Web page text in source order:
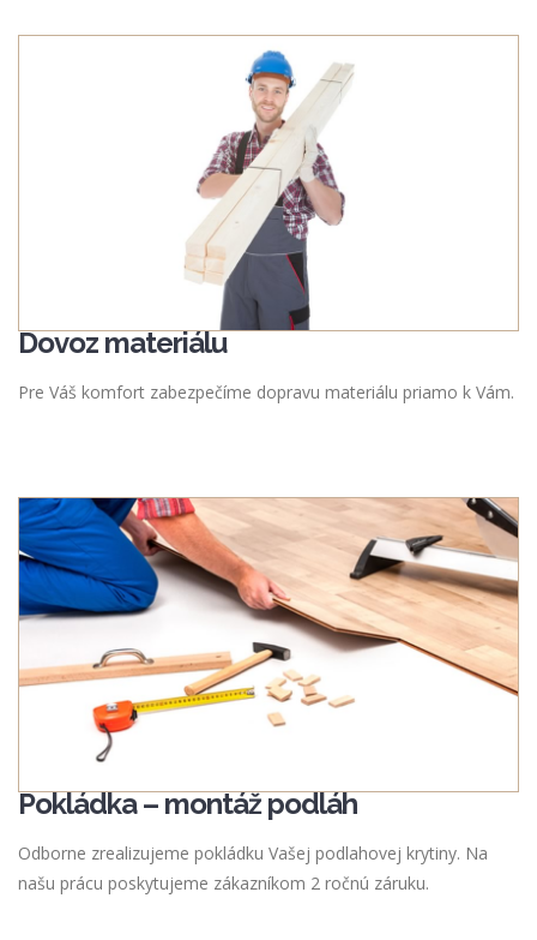
Dovoz materiálu
Pre Váš komfort zabezpečíme dopravu materiálu priamo k Vám.
Pokládka – montáž podláh
Odborne zrealizujeme pokládku Vašej podlahovej krytiny. Na
našu prácu poskytujeme zákazníkom 2 ročnú záruku.